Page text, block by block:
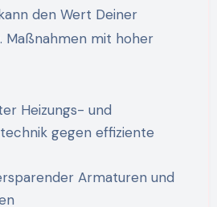
den Wert Deiner
Maßnahmen mit hoher
Heizungs- und
gegen effiziente
Armaturen und